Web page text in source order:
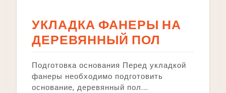
УКЛАДКА ФАНЕРЫ НА
ДЕРЕВЯННЫЙ ПОЛ
Подготовка основания Перед укладкой
фанеры необходимо подготовить
основание, деревянный пол.…